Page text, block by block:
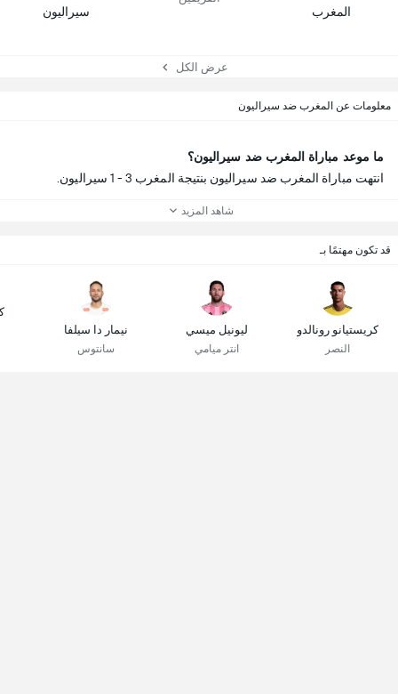
المغرب سيراليون
عرض الكل
معلومات عن المغرب ضد سيراليون
ما موعد مباراة المغرب ضد سيراليون؟
انتهت مباراة المغرب ضد سيراليون بنتيجة المغرب 3 - 1 سيراليون.
شاهد المزيد
قد تكون مهتمًا بـ
كريستيانو رونالدو
النصر
ليونيل ميسي
انتر ميامي
نيمار دا سيلفا
سانتوس